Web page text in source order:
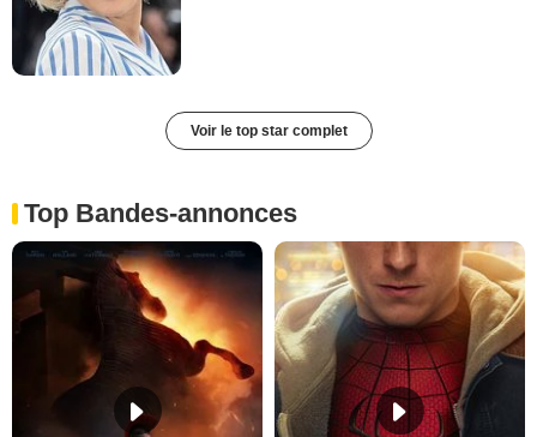
Voir le top star complet
Top Bandes-annonces